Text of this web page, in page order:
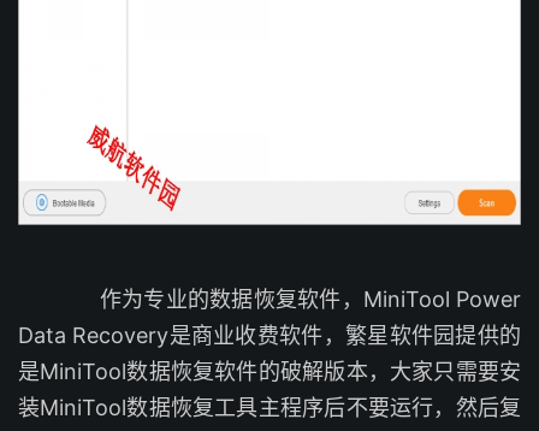
作为专业的数据恢复软件，MiniTool Power
Data Recovery是商业收费软件，繁星软件园提供的
是MiniTool数据恢复软件的破解版本，大家只需要安
装MiniTool数据恢复工具主程序后不要运行，然后复